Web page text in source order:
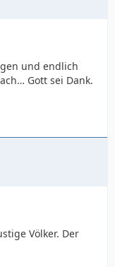
und endlich
Gott sei Dank.
Völker. Der